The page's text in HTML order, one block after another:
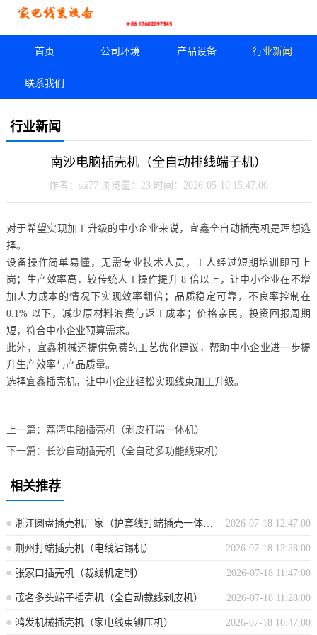
首页 公司环境 产品设备 行业新闻
联系我们
行业新闻
南沙电脑插壳机（全自动排线端子机）
作者：ssi77 浏览量：23 时间：2026-05-10 15:47:00
对于希望实现加工升级的中小企业来说，宜鑫全自动插壳机是理想选
择。
设备操作简单易懂，无需专业技术人员，工人经过短期培训即可上
岗；生产效率高，较传统人工操作提升 8 倍以上，让中小企业在不增
加人力成本的情况下实现效率翻倍；品质稳定可靠，不良率控制在
0.1% 以下，减少原材料浪费与返工成本；价格亲民，投资回报周期
短，符合中小企业预算需求。
此外，宜鑫机械还提供免费的工艺优化建议，帮助中小企业进一步提
升生产效率与产品质量。
选择宜鑫插壳机，让中小企业轻松实现线束加工升级。
上一篇： 荔湾电脑插壳机（剥皮打端一体机）
下一篇： 长沙自动插壳机（全自动多功能线束机）
相关推荐
2026-07-18 12:47:00
浙江圆盘插壳机厂家（护套线打端插壳一体机）
2026-07-18 12:28:00
荆州打端插壳机（电线沾锡机）
2026-07-18 11:47:00
张家口插壳机（裁线机定制）
2026-07-18 11:28:00
茂名多头端子插壳机（全自动裁线剥皮机）
2026-07-18 10:47:00
鸿发机械插壳机（家电线束铆压机）